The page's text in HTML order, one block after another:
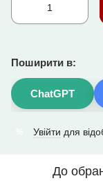
Поширити в:
ChatGPT
Увійти для
До